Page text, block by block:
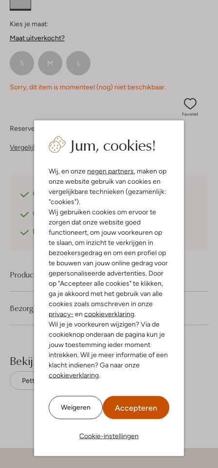
Jum, cookies!
Wij, en onze negen partners , maken op
onze website gebruik van cookies en
vergelijkbare technieken (gezamenlijk:
"cookies").
Wij gebruiken cookies om ervoor te
zorgen dat onze website goed
functioneert, om jouw voorkeuren op
te slaan, om inzicht te verkrijgen in
bezoekersgedrag en om een profiel op
te bouwen van jouw online gedrag voor
gepersonaliseerde advertenties. Door
op "Accepteer alle cookies" te klikken,
ga je akkoord met het gebruik van alle
cookies zoals omschreven in onze
privacy- en cookieverklaring
Wil je je voorkeuren wijzigen? Via de
cookieknop onderaan de pagina kun je
jouw toestemming ieder moment
intrekken. Wil je meer informatie of een
klacht indienen? Ga naar onze
cookieverklaring
Weigeren Accepteren
Cookie-instellingen
Kies je maat:
Maat uitverkocht?
S M L
Sorry, dit item is momenteel (nog) niet beschikbaar.
Favoriet
Reserveer direct in een van onze 37 boutiques
Vergelijkbare items
Gratis verzendingvanaf €75,-
Gratis retournerenbinnen 30 dagen*
Betaal achterafmet Klarna
Product informatie
Bezorgen & retourneren
Bekijk meer
Petten Josh V